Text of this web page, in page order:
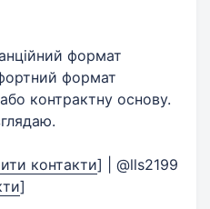
формат
формат
контрактну основу.
контакти] | @lls2199
]